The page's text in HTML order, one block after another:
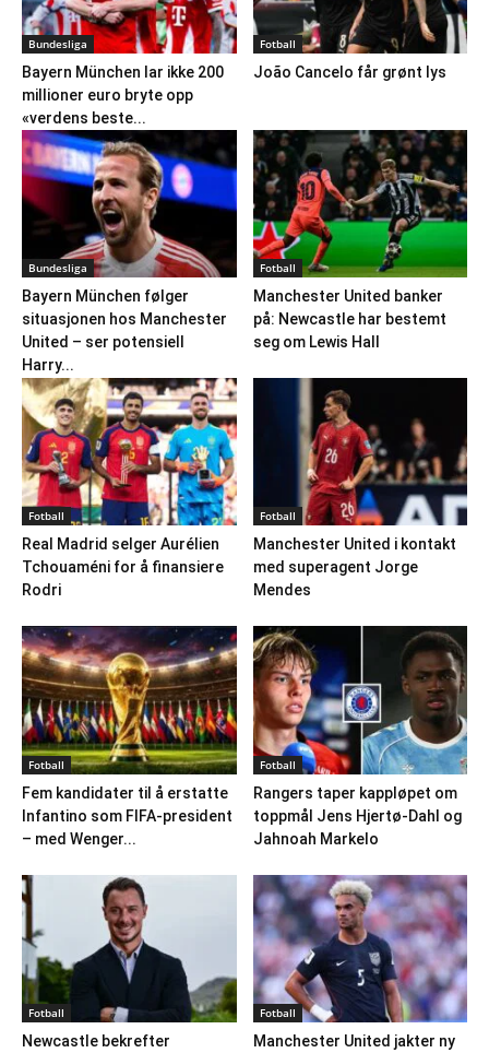
Bundesliga
Bayern München lar ikke 200
millioner euro bryte opp
«verdens beste...
Fotball
João Cancelo får grønt lys
Bundesliga
Bayern München følger
situasjonen hos Manchester
United – ser potensiell
Harry...
Fotball
Manchester United banker
på: Newcastle har bestemt
seg om Lewis Hall
Fotball
Real Madrid selger Aurélien
Tchouaméni for å finansiere
Rodri
Fotball
Manchester United i kontakt
med superagent Jorge
Mendes
Fotball
Fem kandidater til å erstatte
Infantino som FIFA-president
– med Wenger...
Fotball
Rangers taper kappløpet om
toppmål Jens Hjertø-Dahl og
Jahnoah Markelo
Fotball
Newcastle bekrefter
Fotball
Manchester United jakter ny